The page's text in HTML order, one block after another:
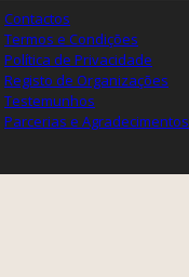
Contactos
Termos e Condições
Política de Privacidade
Registo de Organizações
Testemunhos
Parcerias e Agradecimentos